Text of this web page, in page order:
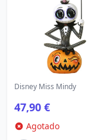
Disney Miss Mindy
47,90 €
Agotado